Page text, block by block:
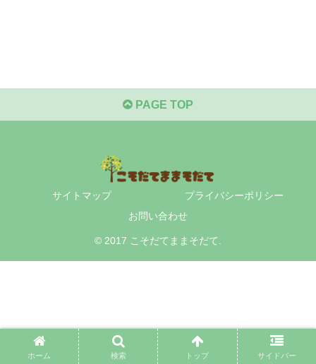
PAGE TOP
サイトマップ
プライバシーポリシー
お問い合わせ
© 2017 こそだてままそだて.
ホーム 検索 トップ サイドバー